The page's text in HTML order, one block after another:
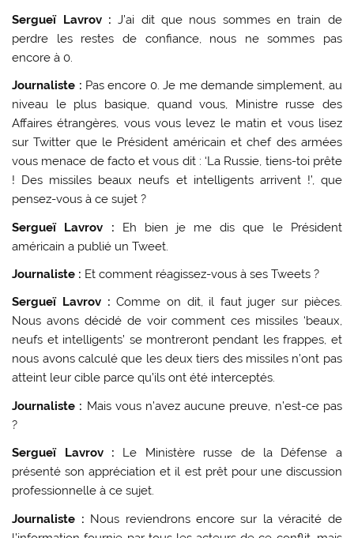
Sergueï Lavrov : J’ai dit que nous sommes en train de
perdre les restes de confiance, nous ne sommes pas
encore à 0.
Journaliste : Pas encore 0. Je me demande simplement, au
niveau le plus basique, quand vous, Ministre russe des
Affaires étrangères, vous vous levez le matin et vous lisez
sur Twitter que le Président américain et chef des armées
vous menace de facto et vous dit : ‘La Russie, tiens-toi prête
! Des missiles beaux neufs et intelligents arrivent !’, que
pensez-vous à ce sujet ?
Sergueï Lavrov : Eh bien je me dis que le Président
américain a publié un Tweet.
Journaliste : Et comment réagissez-vous à ses Tweets ?
Sergueï Lavrov : Comme on dit, il faut juger sur pièces.
Nous avons décidé de voir comment ces missiles ‘beaux,
neufs et intelligents’ se montreront pendant les frappes, et
nous avons calculé que les deux tiers des missiles n’ont pas
atteint leur cible parce qu’ils ont été interceptés.
Journaliste : Mais vous n’avez aucune preuve, n’est-ce pas
?
Sergueï Lavrov : Le Ministère russe de la Défense a
présenté son appréciation et il est prêt pour une discussion
professionnelle à ce sujet.
Journaliste : Nous reviendrons encore sur la véracité de